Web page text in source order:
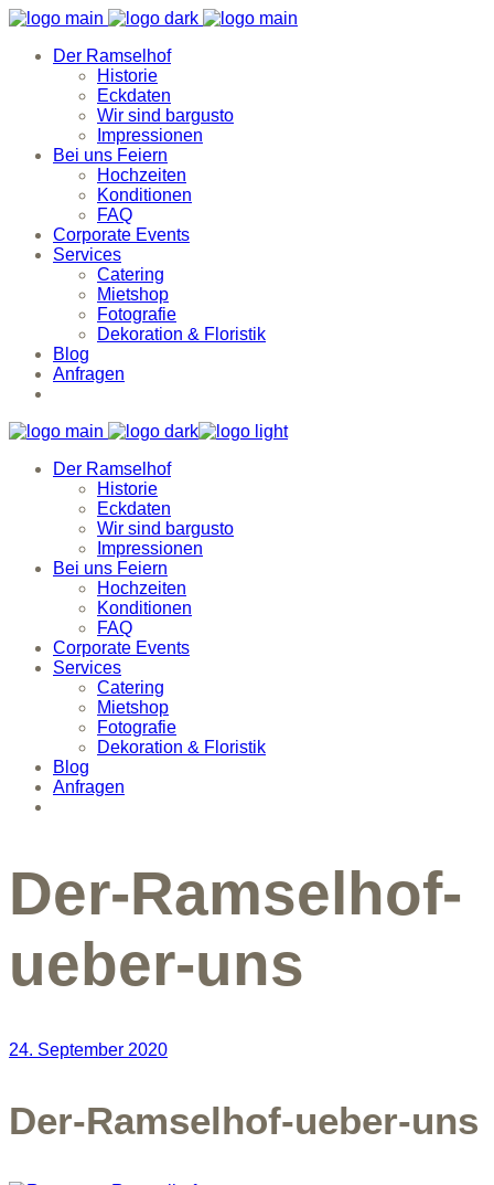
Der Ramselhof
Historie
Eckdaten
Wir sind bargusto
Impressionen
Bei uns Feiern
Hochzeiten
Konditionen
FAQ
Corporate Events
Services
Catering
Mietshop
Fotografie
Dekoration & Floristik
Blog
Anfragen
Der Ramselhof
Historie
Eckdaten
Wir sind bargusto
Impressionen
Bei uns Feiern
Hochzeiten
Konditionen
FAQ
Corporate Events
Services
Catering
Mietshop
Fotografie
Dekoration & Floristik
Blog
Anfragen
Der-Ramselhof-
ueber-uns
24. September 2020
Der-Ramselhof-ueber-uns